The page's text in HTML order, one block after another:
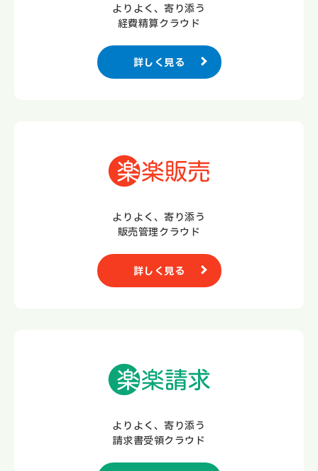
よりよく、寄り添う
経費精算クラウド
詳しく見る
よりよく、寄り添う
販売管理クラウド
詳しく見る
よりよく、寄り添う
請求書受領クラウド